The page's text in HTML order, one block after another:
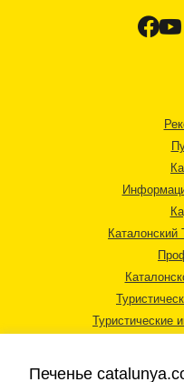
Каталонский
Туристические
Печенье